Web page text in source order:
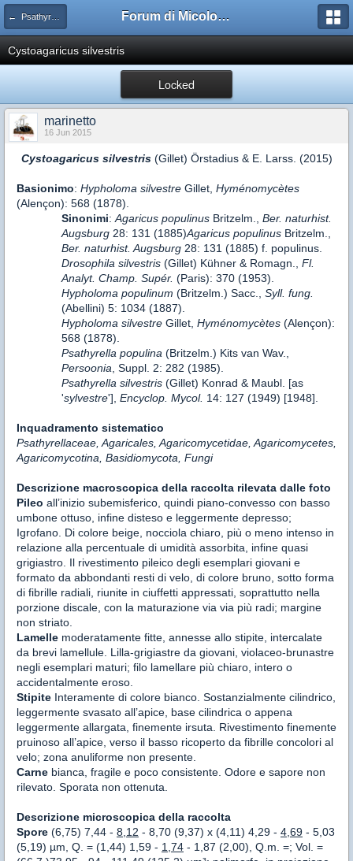
← Psathyrella Forum di Micologia AMB Gruppo di Muggia e del Carso
Cystoagaricus silvestris
Locked
marinetto
16 Jun 2015
Cystoagaricus silvestris(Gillet) Örstadius & E. Larss. (2015)
Basionimo: Hypholoma silvestre Gillet, Hyménomycètes
(Alençon): 568 (1878).
Sinonimi: Agaricus populinusBritzelm., Ber. naturhist.
Augsburg28: 131 (1885)Agaricus populinusBritzelm.,
Ber. naturhist. Augsburg28: 131 (1885) f. populinus.
Drosophila silvestris(Gillet) Kühner & Romagn., Fl.
Analyt. Champ. Supér. (Paris): 370 (1953).
Hypholoma populinum (Britzelm.) Sacc., Syll. fung.
(Abellini) 5: 1034 (1887).
Hypholoma silvestreGillet, Hyménomycètes(Alençon):
568 (1878).
Psathyrella populina (Britzelm.) Kits van Wav.,
Persoonia , Suppl. 2: 282 (1985).
Psathyrella silvestris(Gillet) Konrad & Maubl. [as
'sylvestre'], Encyclop. Mycol. 14: 127 (1949) [1948].
Inquadramento sistematico
Psathyrellaceae, Agaricales, Agaricomycetidae, Agaricomycetes,
Agaricomycotina, Basidiomycota, Fungi
Descrizione macroscopica della raccolta rilevata dalle foto
Pileo all’inizio subemisferico, quindi piano-convesso con basso
umbone ottuso, infine disteso e leggermente depresso;
Igrofano. Di colore beige, nocciola chiaro, più o meno intenso in
relazione alla percentuale di umidità assorbita, infine quasi
grigiastro. Il rivestimento pileico degli esemplari giovani e
formato da abbondanti resti di velo, di colore bruno, sotto forma
di fibrille radiali, riunite in ciuffetti appressati, soprattutto nella
porzione discale, con la maturazione via via più radi; margine
non striato.
Lamelle moderatamente fitte, annesse allo stipite, intercalate
da brevi lamellule. Lilla-grigiastre da giovani, violaceo-brunastre
negli esemplari maturi; filo lamellare più chiaro, intero o
accidentalmente eroso.
Stipite Interamente di colore bianco. Sostanzialmente cilindrico,
leggermente svasato all’apice, base cilindrica o appena
leggermente allargata, finemente irsuta. Rivestimento finemente
pruinoso all’apice, verso il basso ricoperto da fibrille concolori al
velo; zona anuliforme non presente.
Carne bianca, fragile e poco consistente. Odore e sapore non
rilevato. Sporata non ottenuta.
Descrizione microscopica della raccolta
Spore (6,75) 7,44 - 8,12 - 8,70 (9,37) x (4,11) 4,29 - 4,69 - 5,03
(5,19) µm, Q. = (1,44) 1,59 - 1,74 - 1,87 (2,00), Q.m. =; Vol. =